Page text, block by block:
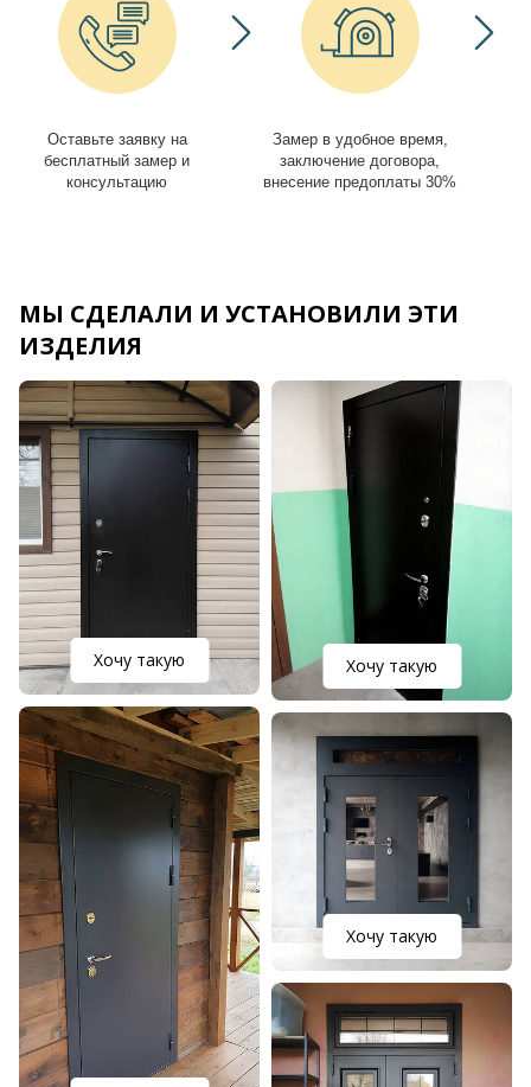
Оставьте заявку на
бесплатный замер и
консультацию
Замер в удобное время,
заключение договора,
внесение предоплаты 30%
МЫ СДЕЛАЛИ И УСТАНОВИЛИ ЭТИ
ИЗДЕЛИЯ
Хочу такую Хочу такую
Хочу такую